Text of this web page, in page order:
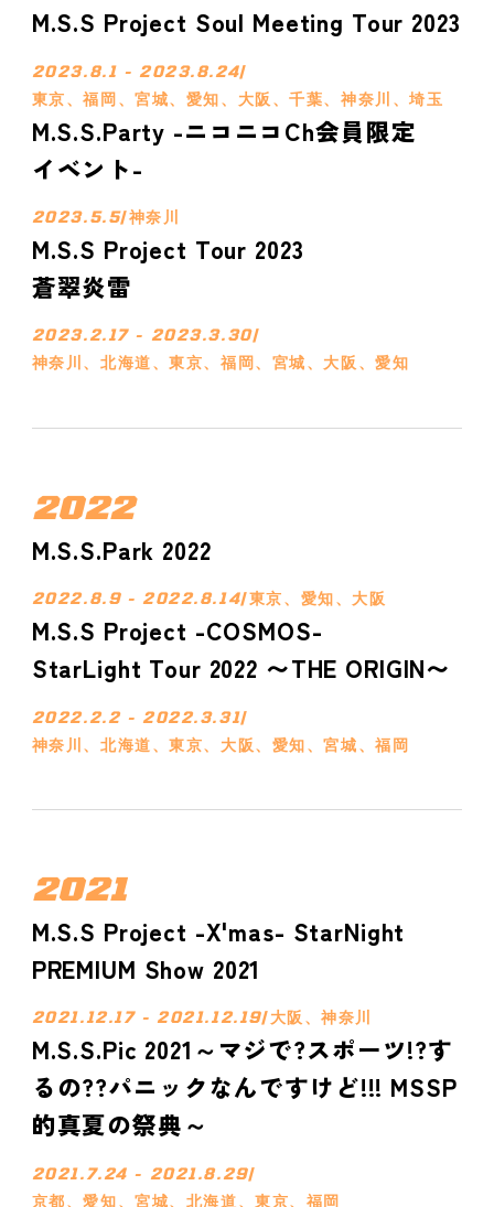
M.S.S Project Soul Meeting Tour 2023
2023.8.1 - 2023.8.24/
東京、福岡、宮城、愛知、大阪、千葉、神奈川、埼玉
M.S.S.Party -ニコニコCh会員限定
イベント-
2023.5.5/神奈川
M.S.S Project Tour 2023
蒼翠炎雷
2023.2.17 - 2023.3.30/
神奈川、北海道、東京、福岡、宮城、大阪、愛知
2022
M.S.S.Park 2022
2022.8.9 - 2022.8.14/東京、愛知、大阪
M.S.S Project -COSMOS-
StarLight Tour 2022 〜THE ORIGIN〜
2022.2.2 - 2022.3.31/
神奈川、北海道、東京、大阪、愛知、宮城、福岡
2021
M.S.S Project -X'mas- StarNight
PREMIUM Show 2021
2021.12.17 - 2021.12.19/大阪、神奈川
M.S.S.Pic 2021～マジで?スポーツ!?す
るの??パニックなんですけど!!! MSSP
的真夏の祭典～
2021.7.24 - 2021.8.29/
京都、愛知、宮城、北海道、東京、福岡